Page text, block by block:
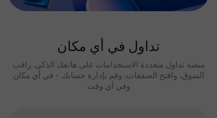
تداول في أي مكان
منصة تداول متعددة الاستخدامات على هاتفك الذكي. راقب
السوق، وافتح الصفقات، وقم بإدارة حسابك - في أي مكان
وفي أي وقت